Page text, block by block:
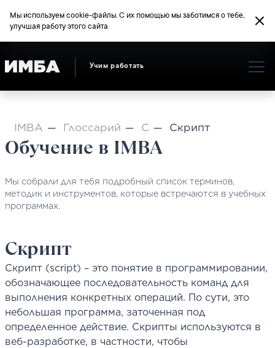
Мы используем cookie-файлы. С их помощью мы заботимся о тебе,
улучшая работу этого сайта
Учим работать
IMBA Глоссарий С Скрипт
Обучение в IMBA
Мы собрали для тебя подробный список терминов,
методик и инструментов, которые встречаются в учебных
программах.
Скрипт
Скрипт (script) – это понятие в программировании,
обозначающее последовательность команд для
выполнения конкретных операций. По сути, это
небольшая программа, заточенная под
определенное действие. Скрипты используются в
веб-разработке, в частности, чтобы